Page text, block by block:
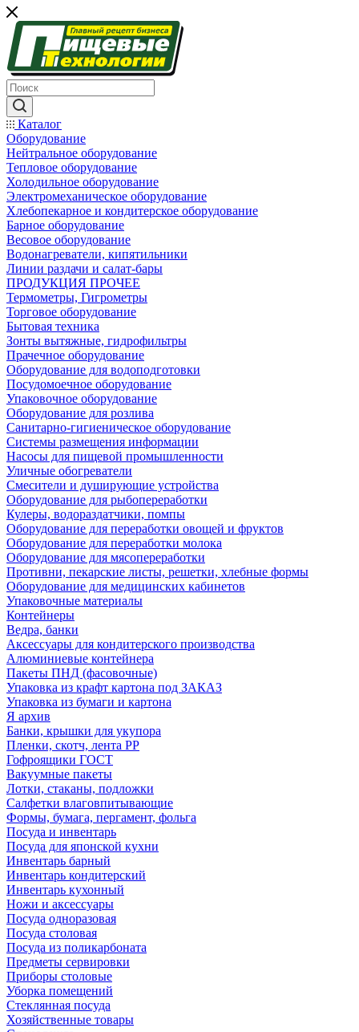
Каталог
Оборудование
Нейтральное оборудование
Тепловое оборудование
Холодильное оборудование
Электромеханическое оборудование
Хлебопекарное и кондитерское оборудование
Барное оборудование
Весовое оборудование
Водонагреватели, кипятильники
Линии раздачи и салат-бары
ПРОДУКЦИЯ ПРОЧЕЕ
Термометры, Гигрометры
Торговое оборудование
Бытовая техника
Зонты вытяжные, гидрофильтры
Прачечное оборудование
Оборудование для водоподготовки
Посудомоечное оборудование
Упаковочное оборудование
Оборудование для розлива
Санитарно-гигиеническое оборудование
Системы размещения информации
Насосы для пищевой промышленности
Уличные обогреватели
Смесители и душирующие устройства
Оборудование для рыбопереработки
Кулеры, водораздатчики, помпы
Оборудование для переработки овощей и фруктов
Оборудование для переработки молока
Оборудование для мясопереработки
Противни, пекарские листы, решетки, хлебные формы
Оборудование для медицинских кабинетов
Упаковочные материалы
Контейнеры
Ведра, банки
Аксессуары для кондитерского производства
Алюминиевые контейнера
Пакеты ПНД (фасовочные)
Упаковка из крафт картона под ЗАКАЗ
Упаковка из бумаги и картона
Я архив
Банки, крышки для укупора
Пленки, скотч, лента РР
Гофроящики ГОСТ
Вакуумные пакеты
Лотки, стаканы, подложки
Салфетки влаговпитывающие
Формы, бумага, пергамент, фольга
Посуда и инвентарь
Посуда для японской кухни
Инвентарь барный
Инвентарь кондитерский
Инвентарь кухонный
Ножи и аксессуары
Посуда одноразовая
Посуда столовая
Посуда из поликарбоната
Предметы сервировки
Приборы столовые
Уборка помещений
Стеклянная посуда
Хозяйственные товары